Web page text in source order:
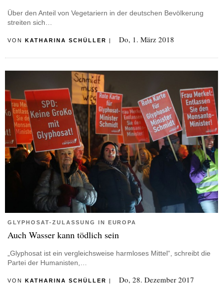
Über den Anteil von Vegetariern in der deutschen Bevölkerung
streiten sich…
VON KATHARINA SCHÜLLER | Do, 1. März 2018
GLYPHOSAT-ZULASSUNG IN EUROPA
Auch Wasser kann tödlich sein
„Glyphosat ist ein vergleichsweise harmloses Mittel“, schreibt die
Partei der Humanisten,…
VON KATHARINA SCHÜLLER | Do, 28. Dezember 2017